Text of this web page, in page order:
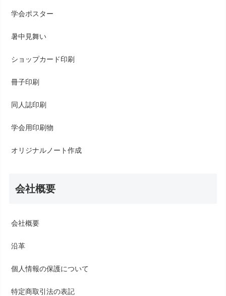
学会ポスター
暑中見舞い
ショップカード印刷
冊子印刷
同人誌印刷
学会用印刷物
オリジナルノート作成
会社概要
会社概要
沿革
個人情報の保護について
特定商取引法の表記